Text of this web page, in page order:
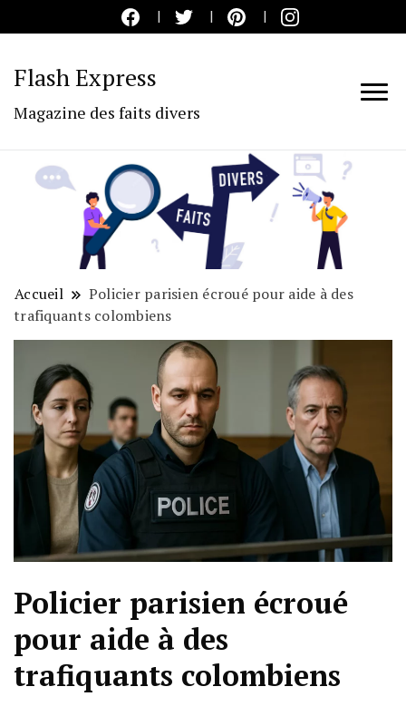
Flash Express
Magazine des faits divers
Accueil
Policier parisien écroué pour aide à des
trafiquants colombiens
Policier parisien écroué
pour aide à des
trafiquants colombiens